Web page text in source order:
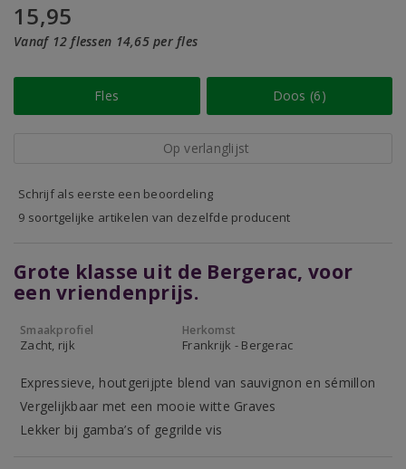
15,95
Vanaf 12 flessen 14,65 per fles
Fles Doos (6)
Op verlanglijst
Schrijf als eerste een beoordeling
9 soortgelijke artikelen van dezelfde producent
Grote klasse uit de Bergerac, voor
een vriendenprijs.
Smaakprofiel
Zacht, rijk
Herkomst
Frankrijk - Bergerac
Expressieve, houtgerijpte blend van sauvignon en sémillon
Vergelijkbaar met een mooie witte Graves
Lekker bij gamba’s of gegrilde vis